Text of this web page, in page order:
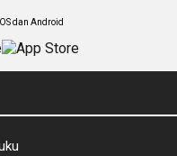
dan Android